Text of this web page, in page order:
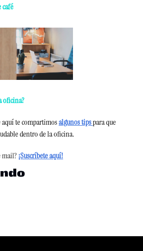
café
oficina?
aquí te compartimos algunos tips para que
dentro de la oficina.
mail?¡Suscríbete aquí!